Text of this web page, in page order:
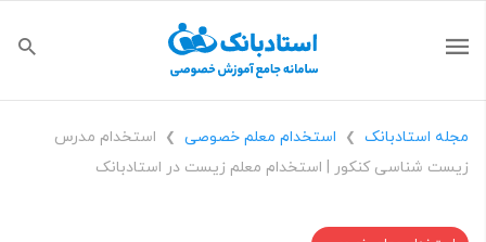
مجله استادبانک ❯ استخدام معلم خصوصی ❯
استخدام مدرس
زیست‌ شناسی کنکور | استخدام معلم زیست در استادبانک